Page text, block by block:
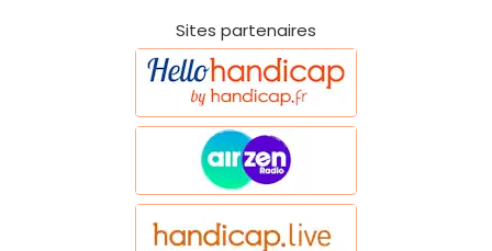
Sites partenaires